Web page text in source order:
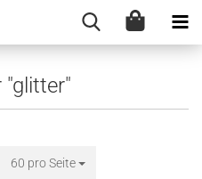
"glitter"
60 pro Seite
pro Seite